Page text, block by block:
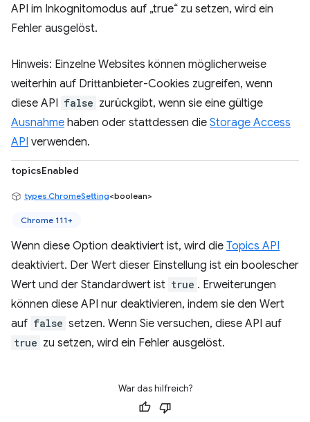
API im Inkognitomodus auf „true“ zu setzen, wird ein
Fehler ausgelöst.
Hinweis: Einzelne Websites können möglicherweise
weiterhin auf Drittanbieter-Cookies zugreifen, wenn
diese API false zurückgibt, wenn sie eine gültige
Ausnahme haben oder stattdessen die Storage Access
API verwenden.
topicsEnabled
types.ChromeSetting<boolean>
Chrome 111+
Wenn diese Option deaktiviert ist, wird die Topics API
deaktiviert. Der Wert dieser Einstellung ist ein boolescher
Wert und der Standardwert ist true . Erweiterungen
können diese API nur deaktivieren, indem sie den Wert
auf false setzen. Wenn Sie versuchen, diese API auf
true zu setzen, wird ein Fehler ausgelöst.
War das hilfreich?